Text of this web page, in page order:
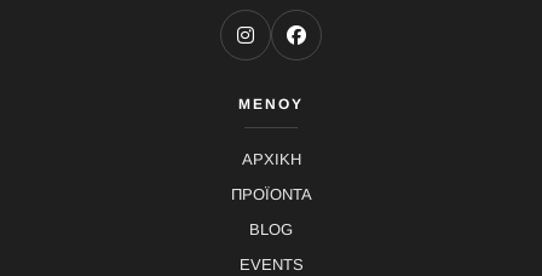
ΜΕΝΟΥ
ΑΡΧΙΚΗ
ΠΡΟΪΟΝΤΑ
BLOG
EVENTS